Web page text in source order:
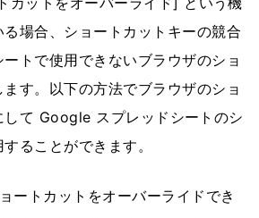
場合、ショートカットキーの競合
トで使用できないブラウザのショ
す。以下の方法でブラウザのショ
して Google スプレッドシートのシ
ることができます。
ートカットをオーバーライドでき